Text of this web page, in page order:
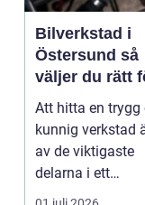
Bilverkstad i
Östersund så
väljer du rätt
din bil
Att hitta en trygg
kunnig verkstad
av de viktigaste
delarna i ett
problemfritt